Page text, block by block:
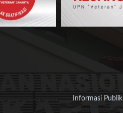
Informasi Publik